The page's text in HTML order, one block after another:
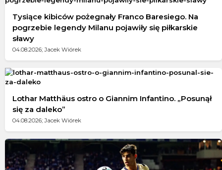
Tysiące kibiców pożegnały Franco Baresiego. Na
pogrzebie legendy Milanu pojawiły się piłkarskie
sławy
04.08.2026; Jacek Wiórek
Lothar Matthäus ostro o Giannim Infantino. „Posunął
się za daleko”
04.08.2026; Jacek Wiórek